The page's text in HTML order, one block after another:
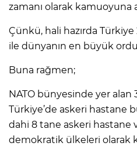
zamanı olarak kamuoyuna
Çünkü, hali hazırda
ile dünyanın en büyük
Buna rağmen;
NATO bünyesinde yer alan
Türkiye’de askeri hastane
dahi 8 tane askeri hastane
demokratik ülkeleri olarak